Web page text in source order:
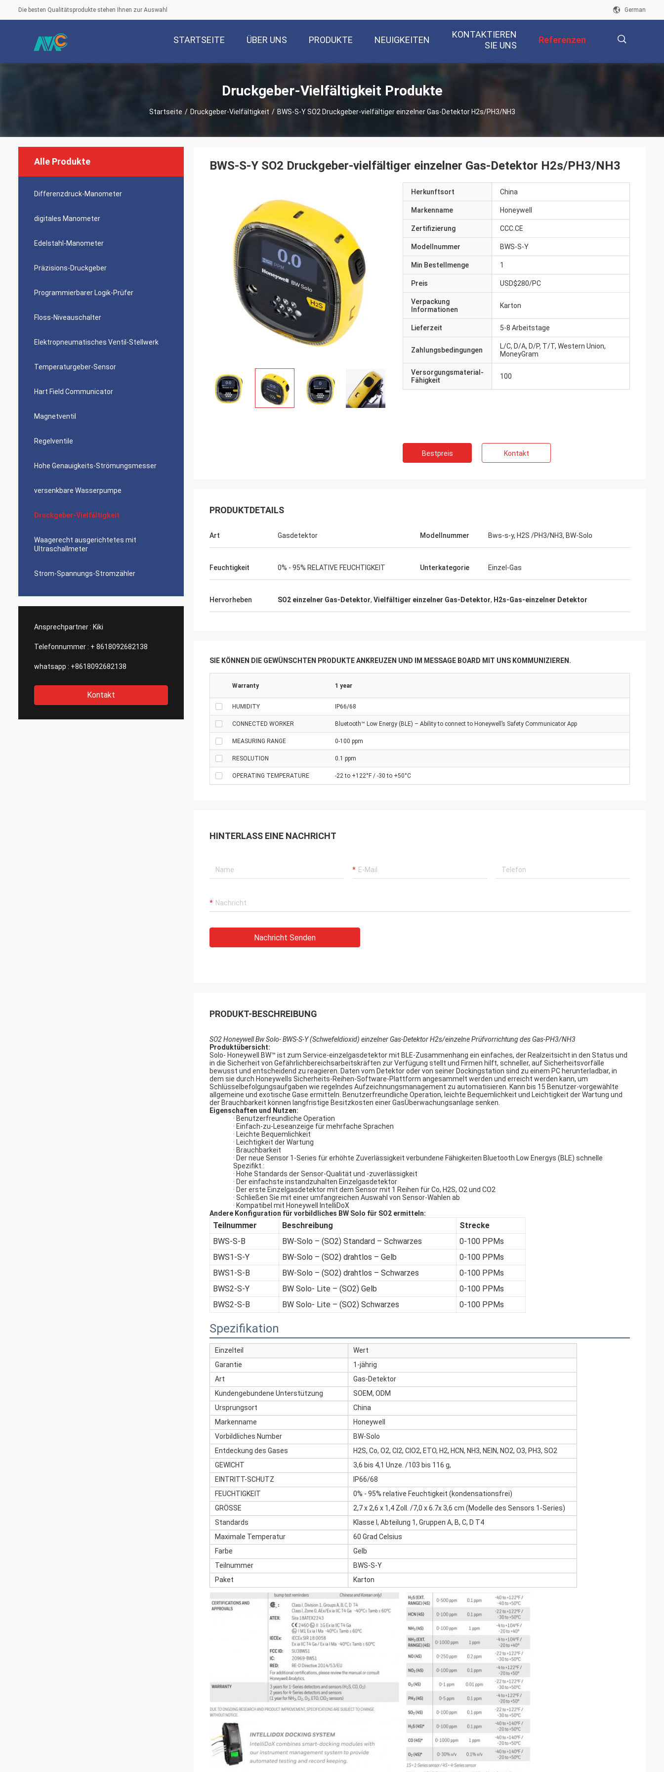
Die besten Qualitätsprodukte stehen Ihnen zur Auswahl German
STARTSEITE ÜBER UNS PRODUKTE NEUIGKEITEN
KONTAKTIEREN
SIE UNS
Referenzen
Druckgeber-Vielfältigkeit Produkte
Startseite / Druckgeber-Vielfältigkeit / BWS-S-Y SO2 Druckgeber-vielfältiger einzelner Gas-Detektor H2s/PH3/NH3
Alle Produkte
Differenzdruck-Manometer
digitales Manometer
Edelstahl-Manometer
Präzisions-Druckgeber
Programmierbarer Logik-Prüfer
Floss-Niveauschalter
Elektropneumatisches Ventil-Stellwerk
Temperaturgeber-Sensor
Hart Field Communicator
Magnetventil
Regelventile
Hohe Genauigkeits-Strömungsmesser
versenkbare Wasserpumpe
Druckgeber-Vielfältigkeit
Waagerecht ausgerichtetes mit
Ultraschallmeter
Strom-Spannungs-Stromzähler
Ansprechpartner : Kiki
Telefonnummer : + 8618092682138
whatsapp : +8618092682138
Kontakt
BWS-S-Y SO2 Druckgeber-vielfältiger einzelner Gas-Detektor H2s/PH3/NH3
Herkunftsort China
Markenname Honeywell
Zertifizierung CCC.CE
Modellnummer BWS-S-Y
Min Bestellmenge 1
Preis USD$280/PC
Verpackung
Informationen
Karton
Lieferzeit 5-8 Arbeitstage
Zahlungsbedingungen
L/C, D/A, D/P, T/T, Western Union,
MoneyGram
Versorgungsmaterial-
Fähigkeit
100
Bestpreis Kontakt
PRODUKTDETAILS
Art Gasdetektor Modellnummer Bws-s-y, H2S /PH3/NH3, BW-Solo
Feuchtigkeit 0% - 95% RELATIVE FEUCHTIGKEIT Unterkategorie Einzel-Gas
Hervorheben SO2 einzelner Gas-Detektor, Vielfältiger einzelner Gas-Detektor, H2s-Gas-einzelner Detektor
SIE KÖNNEN DIE GEWÜNSCHTEN PRODUKTE ANKREUZEN UND IM MESSAGE BOARD MIT UNS KOMMUNIZIEREN.
Warranty 1 year
HUMIDITY IP66/68
CONNECTED WORKER Bluetooth™ Low Energy (BLE) – Ability to connect to Honeywell’s Safety Communicator App
MEASURING RANGE 0-100 ppm
RESOLUTION 0.1 ppm
OPERATING TEMPERATURE -22 to +122°F / -30 to +50°C
HINTERLASS EINE NACHRICHT
Nachricht Senden
PRODUKT-BESCHREIBUNG
SO2 Honeywell Bw Solo- BWS-S-Y (Schwefeldioxid) einzelner Gas-Detektor H2s/einzelne Prüfvorrichtung des Gas-PH3/NH3
Produktübersicht:
Solo- Honeywell BW™ ist zum Service-einzelgasdetektor mit BLE-Zusammenhang ein einfaches, der Realzeitsicht in den Status und
in die Sicherheit von Gefährlichbereichsarbeitskräften zur Verfügung stellt und Firmen hilft, schneller, auf Sicherheitsvorfälle
bewusst und entscheidend zu reagieren. Daten vom Detektor oder von seiner Dockingstation sind zu einem PC herunterladbar, in
dem sie durch Honeywells Sicherheits-Reihen-Software-Plattform angesammelt werden und erreicht werden kann, um
Schlüsselbefolgungsaufgaben wie regelndes Aufzeichnungsmanagement zu automatisieren. Kann bis 15 Benutzer-vorgewählte
allgemeine und exotische Gase ermitteln. Benutzerfreundliche Operation, leichte Bequemlichkeit und Leichtigkeit der Wartung und
der Brauchbarkeit können langfristige Besitzkosten einer GasÜberwachungsanlage senken.
Eigenschaften und Nutzen:
· Benutzerfreundliche Operation
· Einfach-zu-Leseanzeige für mehrfache Sprachen
· Leichte Bequemlichkeit
· Leichtigkeit der Wartung
· Brauchbarkeit
· Der neue Sensor 1-Series für erhöhte Zuverlässigkeit verbundene Fähigkeiten Bluetooth Low Energys (BLE) schnelle
Spezifikt.:
· Hohe Standards der Sensor-Qualität und -zuverlässigkeit
· Der einfachste instandzuhalten Einzelgasdetektor
· Der erste Einzelgasdetektor mit dem Sensor mit 1 Reihen für Co, H2S, O2 und CO2
· Schließen Sie mit einer umfangreichen Auswahl von Sensor-Wahlen ab
· Kompatibel mit Honeywell IntelliDoX
Andere Konfiguration für vorbildliches BW Solo für SO2 ermitteln:
Teilnummer Beschreibung
Strecke
BWS-S-B
BW-Solo – (SO2) Standard – Schwarzes
0-100 PPMs
BWS1-S-Y
BW-Solo – (SO2) drahtlos – Gelb
0-100 PPMs
BWS1-S-B
BW-Solo – (SO2) drahtlos – Schwarzes
0-100 PPMs
BWS2-S-Y
BW Solo- Lite – (SO2) Gelb
0-100 PPMs
BWS2-S-B
BW Solo- Lite – (SO2) Schwarzes 0-100 PPMs
Spezifikation
Einzelteil
Wert
Garantie
1-jährig
Art
Gas-Detektor
Kundengebundene Unterstützung
SOEM, ODM
Ursprungsort
China
Markenname
Honeywell
Vorbildliches Number
BW-Solo
Entdeckung des Gases
H2S, Co, O2, Cl2, ClO2, ETO, H2, HCN, NH3, NEIN, NO2, O3, PH3, SO2
GEWICHT
3,6 bis 4,1 Unze. /103 bis 116 g,
EINTRITT-SCHUTZ
IP66/68
FEUCHTIGKEIT
0% - 95% relative Feuchtigkeit (kondensationsfrei)
GRÖSSE
2,7 x 2,6 x 1,4 Zoll. /7,0 x 6.7x 3,6 cm (Modelle des Sensors 1-Series)
Standards
Klasse I, Abteilung 1, Gruppen A, B, C, D T4
Maximale Temperatur
60 Grad Celsius
Farbe
Gelb
Teilnummer
BWS-S-Y
Paket
Karton